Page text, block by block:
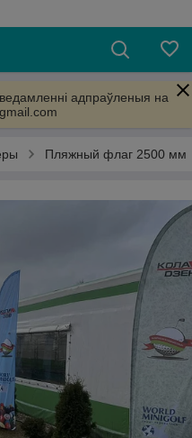
адпраўленыя на
Пляжный флаг 2500 мм